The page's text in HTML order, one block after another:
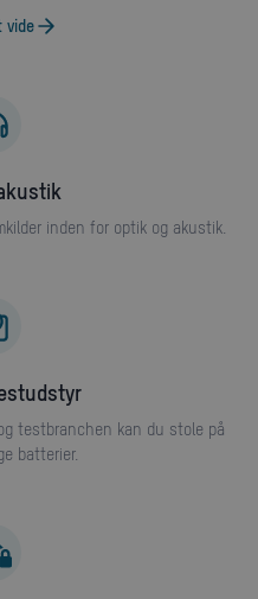
vide
inden for optik og akustik.
testbranchen kan du stole på
batterier.